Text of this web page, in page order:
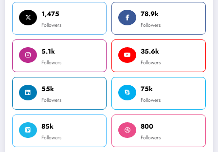
1,475
Followers
78.9k
Followers
5.1k
Followers
35.6k
Followers
55k
Followers
75k
Followers
85k
Followers
800
Followers